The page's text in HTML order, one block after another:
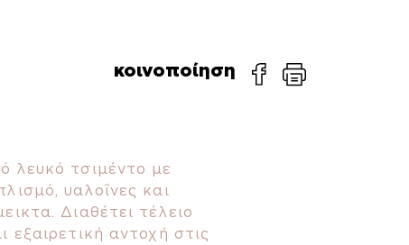
κοινοποίηση
λευκό τσιμέντο με
υαλοΐνες και
Διαθέτει τέλειο
εξαιρετική αντοχή στις